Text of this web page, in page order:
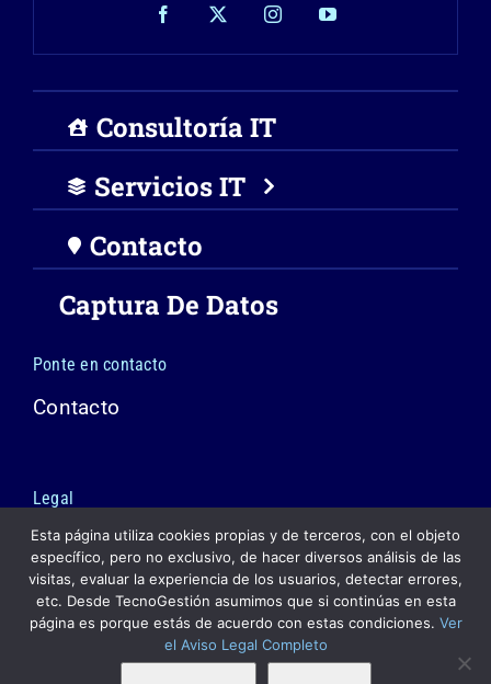
Consultoría IT
Servicios IT
Contacto
Captura De Datos
Ponte en contacto
Contacto
Legal
Política de cookies
Política de privacidad
Aviso Legal
Esta página utiliza cookies propias y de terceros, con el objeto
específico, pero no exclusivo, de hacer diversos análisis de las
visitas, evaluar la experiencia de los usuarios, detectar errores,
etc. Desde TecnoGestión asumimos que si continúas en esta
página es porque estás de acuerdo con estas condiciones. Ver
el Aviso Legal Completo